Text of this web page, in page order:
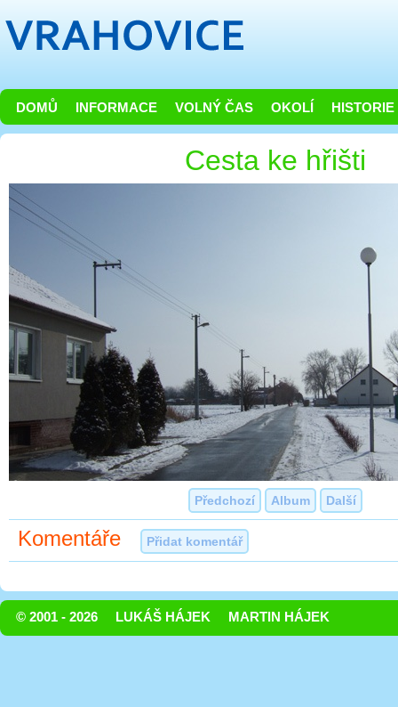
DOMŮ INFORMACE VOLNÝ ČAS OKOLÍ HISTORIE
Cesta ke hřišti
Předchozí Album Další
Komentáře Přidat komentář
© 2001 - 2026 LUKÁŠ HÁJEK MARTIN HÁJEK